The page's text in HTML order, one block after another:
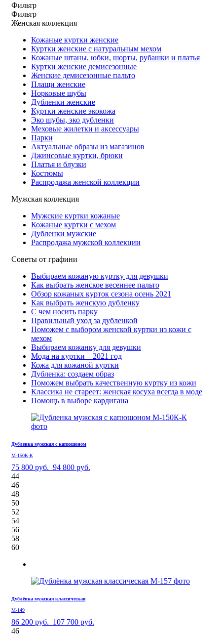
Фильтр
Фильтр
Женская коллекция
Кожаные куртки женские
Куртки женские с натуральным мехом
Кожаные штаны, юбки, шорты, рубашки и платья
Куртки женские демисезонные
Женские демисезонные пальто
Плащи женские
Норковые шубы
Дубленки женские
Куртки женские экокожа
Эко шубы, эко дубленки
Меховые жилетки и аксессуары
Парки
Актуальные образы из магазинов
Джинсовые куртки, брюки
Платья и блузки
Костюмы
Распродажа женской коллекции
Мужская коллекция
Мужские куртки кожаные
Кожаные куртки с мехом
Дубленки мужские
Распродажа мужской коллекции
Советы от графини
Выбираем кожаную куртку для девушки
Как выбрать женское весеннее пальто
Обзор кожаных курток сезона осень 2021
Как выбрать женскую дубленку
С чем носить парку
Правильный уход за дубленкой
Поможем с выбором женской куртки из кожи с
мехом
Выбираем кожанку для девушки
Мода на куртки – 2021 год
Кожа для кожаной куртки
Дубленка: создаем образ
Поможем выбрать качественную куртку из кожи
Классика не стареет: женская косуха всегда в моде
Помощь в выборе кардигана
Дубленка мужская с капюшоном
М-150К-К
75 800 руб. 94 800 руб.
44
46
48
50
52
54
56
58
60
Дублёнка мужская классическая
М-149
86 200 руб. 107 700 руб.
46